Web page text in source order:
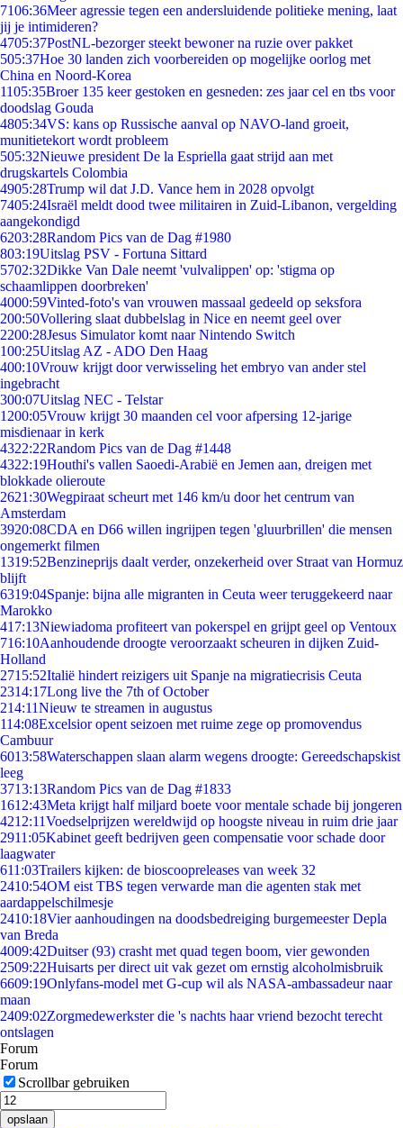
7106:36Meer agressie tegen een andersluidende politieke mening, laat
jij je intimideren?
4705:37PostNL-bezorger steekt bewoner na ruzie over pakket
505:37Hoe 30 landen zich voorbereiden op mogelijke oorlog met
China en Noord-Korea
1105:35Broer 135 keer gestoken en gesneden: zes jaar cel en tbs voor
doodslag Gouda
4805:34VS: kans op Russische aanval op NAVO-land groeit,
munitietekort wordt probleem
505:32Nieuwe president De la Espriella gaat strijd aan met
drugskartels Colombia
4905:28Trump wil dat J.D. Vance hem in 2028 opvolgt
7405:24Israël meldt dood twee militairen in Zuid-Libanon, vergelding
aangekondigd
6203:28Random Pics van de Dag #1980
803:19Uitslag PSV - Fortuna Sittard
5702:32Dikke Van Dale neemt 'vulvalippen' op: 'stigma op
schaamlippen doorbreken'
4000:59Vinted-foto's van vrouwen massaal gedeeld op seksfora
200:50Vollering slaat dubbelslag in Nice en neemt geel over
2200:28Jesus Simulator komt naar Nintendo Switch
100:25Uitslag AZ - ADO Den Haag
400:10Vrouw krijgt door verwisseling het embryo van ander stel
ingebracht
300:07Uitslag NEC - Telstar
1200:05Vrouw krijgt 30 maanden cel voor afpersing 12-jarige
misdienaar in kerk
4322:22Random Pics van de Dag #1448
4322:19Houthi's vallen Saoedi-Arabië en Jemen aan, dreigen met
blokkade olieroute
2621:30Wegpiraat scheurt met 146 km/u door het centrum van
Amsterdam
3920:08CDA en D66 willen ingrijpen tegen 'gluurbrillen' die mensen
ongemerkt filmen
1319:52Benzineprijs daalt verder, onzekerheid over Straat van Hormuz
blijft
6319:04Spanje: bijna alle migranten in Ceuta weer teruggekeerd naar
Marokko
417:13Niewiadoma profiteert van pokerspel en grijpt geel op Ventoux
716:10Aanhoudende droogte veroorzaakt scheuren in dijken Zuid-
Holland
2715:52Italië hindert reizigers uit Spanje na migratiecrisis Ceuta
2314:17Long live the 7th of October
214:11Nieuw te streamen in augustus
114:08Excelsior opent seizoen met ruime zege op promovendus
Cambuur
6013:58Waterschappen slaan alarm wegens droogte: Gereedschapskist
leeg
3713:13Random Pics van de Dag #1833
1612:43Meta krijgt half miljard boete voor mentale schade bij jongeren
4212:11Voedselprijzen wereldwijd op hoogste niveau in ruim drie jaar
2911:05Kabinet geeft bedrijven geen compensatie voor schade door
laagwater
611:03Trailers kijken: de bioscoopreleases van week 32
2410:54OM eist TBS tegen verwarde man die agenten stak met
aardappelschilmesje
2410:18Vier aanhoudingen na doodsbedreiging burgemeester Depla
van Breda
4009:42Duitser (93) crasht met quad tegen boom, vier gewonden
2509:22Huisarts per direct uit vak gezet om ernstig alcoholmisbruik
6609:19Onlyfans-model met G-cup wil als NASA-ambassadeur naar
maan
2409:02Zorgmedewerkster die 's nachts haar vriend bezocht terecht
ontslagen
Forum
Forum
Scrollbar gebruiken
opslaan